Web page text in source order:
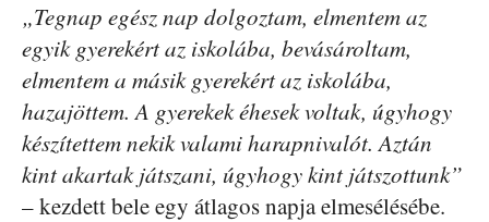
„Tegnap egész nap dolgoztam, elmentem az
egyik gyerekért az iskolába, bevásároltam,
elmentem a másik gyerekért az iskolába,
hazajöttem. A gyerekek éhesek voltak, úgyhogy
készítettem nekik valami harapnivalót. Aztán
kint akartak játszani, úgyhogy kint játszottunk”
– kezdett bele egy átlagos napja elmesélésébe.